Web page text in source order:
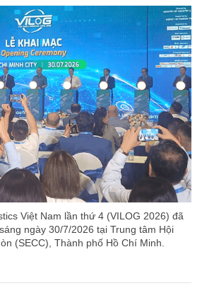
Việt Nam lần thứ 4 (VILOG 2026) đã
ngày 30/7/2026 tại Trung tâm Hội
(SECC), Thành phố Hồ Chí Minh.